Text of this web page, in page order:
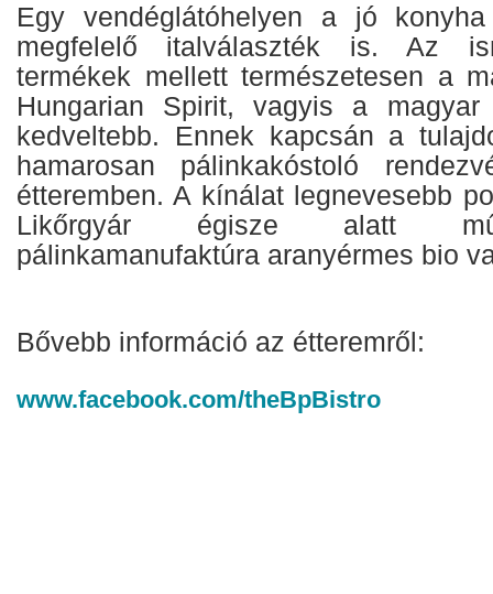
Egy vendéglátóhelyen a jó
megfelelő italválaszték is. Az
termékek mellett természetesen a
Hungarian Spirit, vagyis a
kedveltebb. Ennek kapcsán a
hamarosan pálinkakóstoló
étteremben. A kínálat legnevesebb
Likőrgyár égisze alatt
pálinkamanufaktúra aranyérmes bio
Bővebb információ az étteremről:
www.facebook.com/theBpBistro